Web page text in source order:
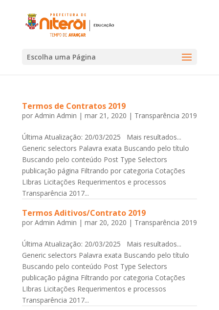
Escolha uma Página
Termos de Contratos 2019
por Admin Admin | mar 21, 2020 | Transparência 2019
Última Atualização: 20/03/2025 Mais resultados...
Generic selectors Palavra exata Buscando pelo título
Buscando pelo conteúdo Post Type Selectors
publicação página Filtrando por categoria Cotações
LIbras Licitações Requerimentos e processos
Transparência 2017...
Termos Aditivos/Contrato 2019
por Admin Admin | mar 20, 2020 | Transparência 2019
Última Atualização: 20/03/2025 Mais resultados...
Generic selectors Palavra exata Buscando pelo título
Buscando pelo conteúdo Post Type Selectors
publicação página Filtrando por categoria Cotações
LIbras Licitações Requerimentos e processos
Transparência 2017...